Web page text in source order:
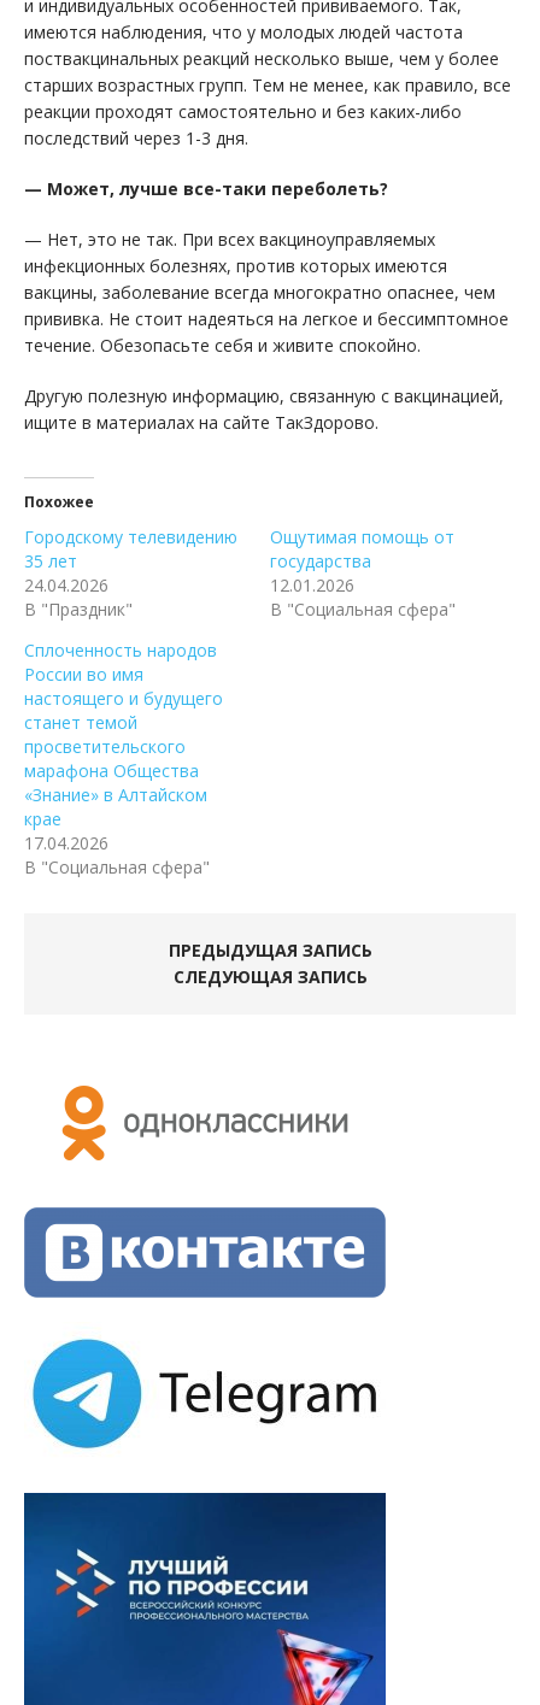
и индивидуальных особенностей прививаемого. Так,
имеются наблюдения, что у молодых людей частота
поствакцинальных реакций несколько выше, чем у более
старших возрастных групп. Тем не менее, как правило, все
реакции проходят самостоятельно и без каких-либо
последствий через 1-3 дня.
— Может, лучше все-таки переболеть?
— Нет, это не так. При всех вакциноуправляемых
инфекционных болезнях, против которых имеются
вакцины, заболевание всегда многократно опаснее, чем
прививка. Не стоит надеяться на легкое и бессимптомное
течение. Обезопасьте себя и живите спокойно.
Другую полезную информацию, связанную с вакцинацией,
ищите в материалах на сайте ТакЗдорово.
Похожее
Городскому телевидению
35 лет
24.04.2026
В "Праздник"
Ощутимая помощь от
государства
12.01.2026
В "Социальная сфера"
Сплоченность народов
России во имя
настоящего и будущего
станет темой
просветительского
марафона Общества
«Знание» в Алтайском
крае
17.04.2026
В "Социальная сфера"
ПРЕДЫДУЩАЯ ЗАПИСЬ
СЛЕДУЮЩАЯ ЗАПИСЬ